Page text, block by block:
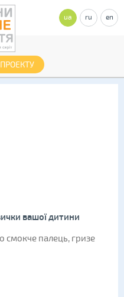
ua ru en
вашої дитини
смокче палець, гризе